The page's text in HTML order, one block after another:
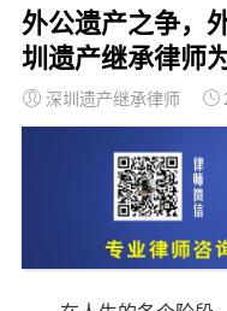
外公遗产之争，
圳遗产继承律师
深圳遗产继承律师